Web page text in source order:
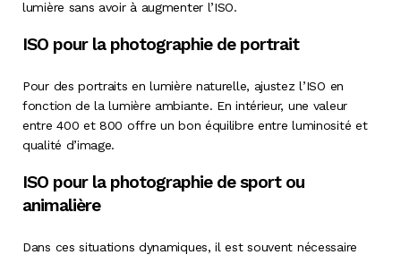
lumière sans avoir à augmenter l’ISO.
ISO pour la photographie de portrait
Pour des portraits en lumière naturelle, ajustez l’ISO en
fonction de la lumière ambiante. En intérieur, une valeur
entre 400 et 800 offre un bon équilibre entre luminosité et
qualité d’image.
ISO pour la photographie de sport ou
animalière
Dans ces situations dynamiques, il est souvent nécessaire